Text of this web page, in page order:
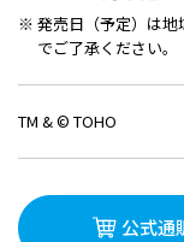
発売日（予定）は
でご了承ください。
TM & © TOHO
公式通